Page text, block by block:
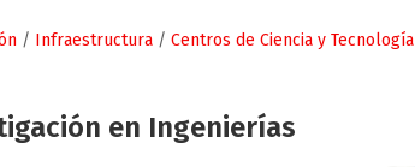
/ Infraestructura / Centros de Ciencia y Tecnología
en Ingenierías